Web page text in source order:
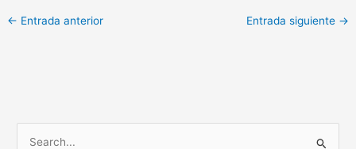
← Entrada anterior Entrada siguiente →